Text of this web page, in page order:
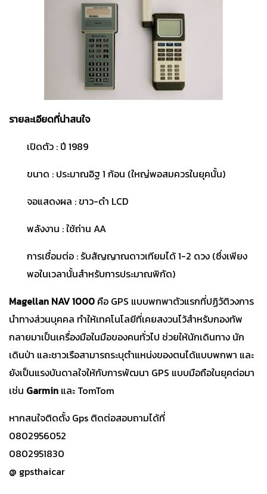
รายละเอียดที่น่าสนใจ
เปิดตัว : ปี 1989
ขนาด : ประมาณอิฐ 1 ก้อน (ใหญ่พอสมควรในยุคนั้น)
จอแสดงผล : ขาว-ดำ LCD
พลังงาน : ใช้ถ่าน AA
การเชื่อมต่อ : รับสัญญาณดาวเทียมได้ 1-2 ดวง (ซึ่งเพียง
พอในเวลานั้นสำหรับการประมาณพิกัด)
Magellan NAV 1000 คือ GPS แบบพกพาตัวแรกที่ปฏิวัติวงการ
นำทางส่วนบุคคล ทำให้เทคโนโลยีที่เคยสงวนไว้สำหรับกองทัพ
กลายมาเป็นเครื่องมือในมือของคนทั่วไป ช่วยให้นักเดินทาง นัก
เดินป่า และชาวเรือสามารถระบุตำแหน่งของตนได้แบบพกพา และ
ยังเป็นแรงบันดาลใจให้กับการพัฒนา GPS แบบมือถือในยุคต่อมา
เช่น Garmin และ TomTom
หากสนใจติดตั้ง Gps ติดต่อสอบถามได้ที่
0802956052
0802951830
@ gpsthaicar